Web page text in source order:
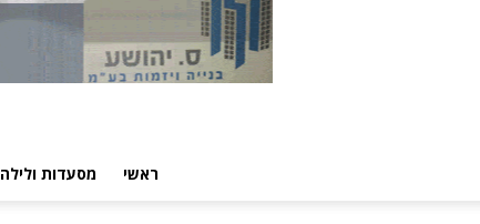
ראשי מסעדות ולילה